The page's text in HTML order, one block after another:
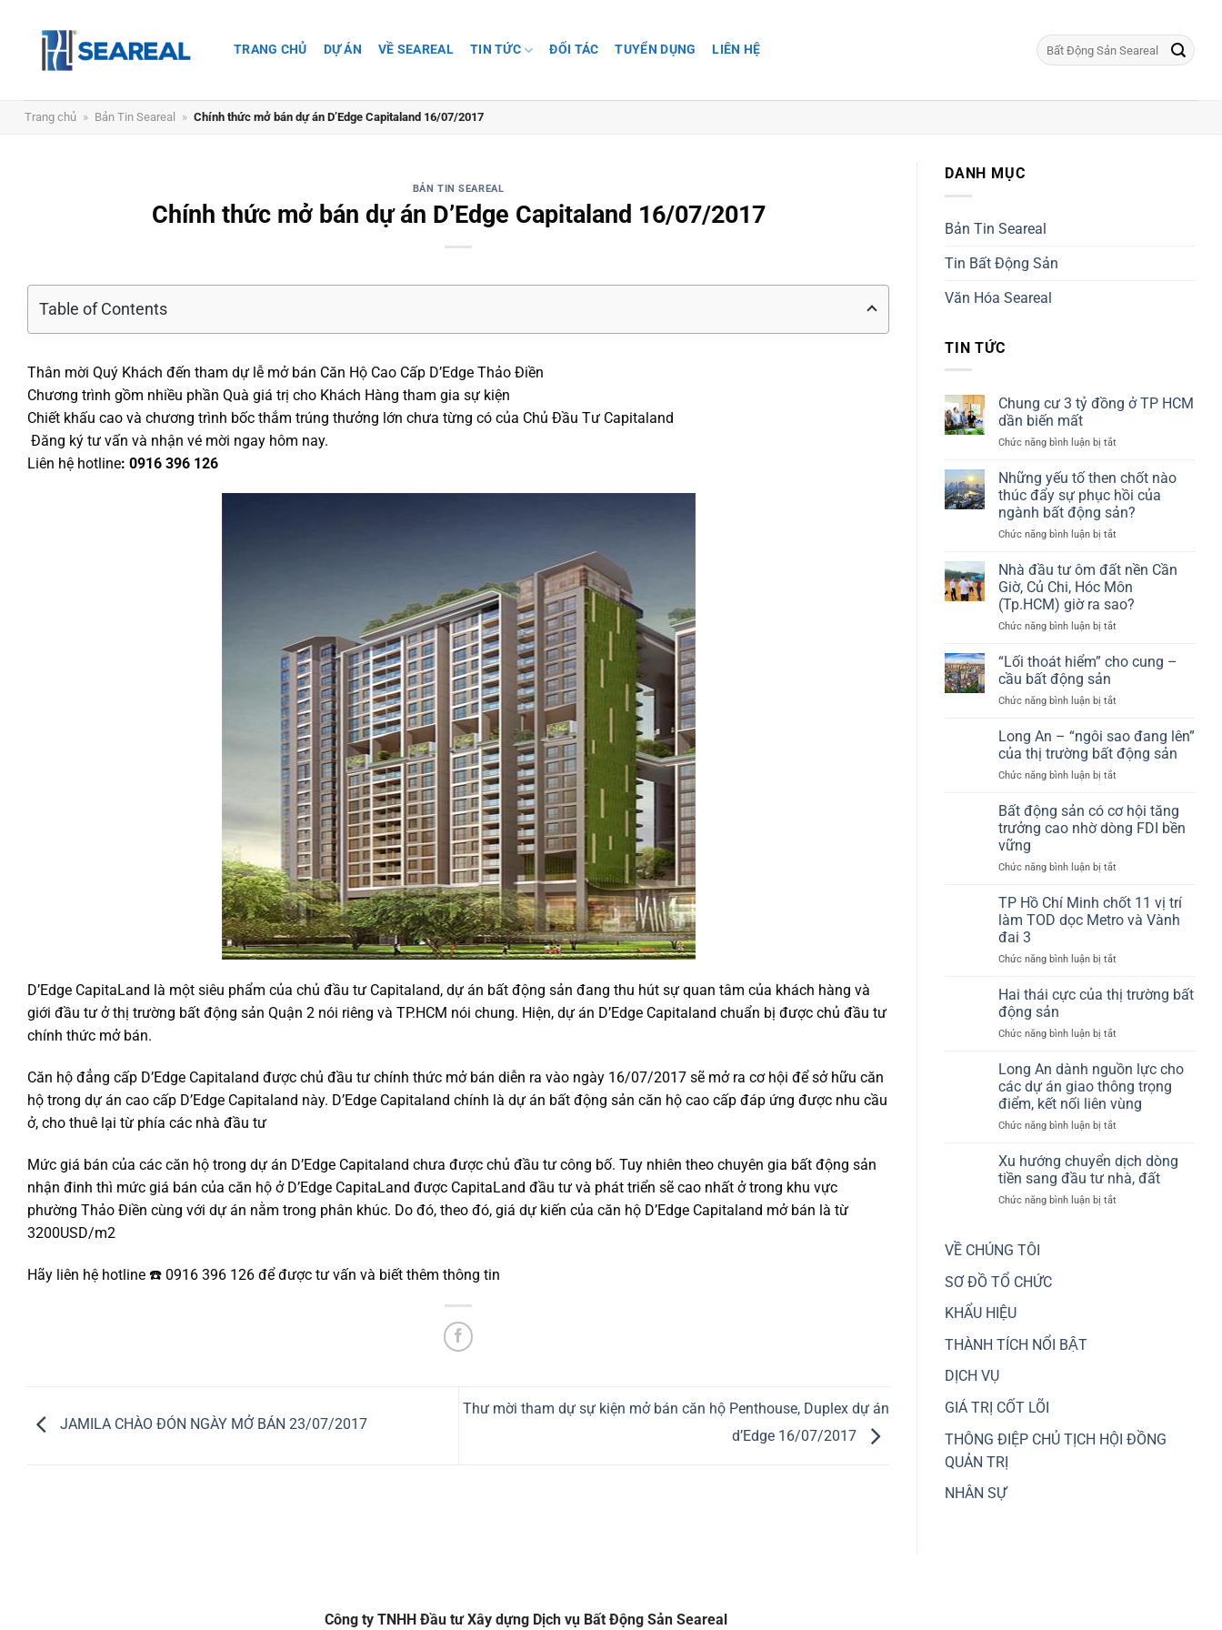
TRANG CHỦ DỰ ÁN VỀ SEAREAL TIN TỨC ĐỐI TÁC TUYỂN DỤNG LIÊN HỆ
Trang chủ » Bản Tin Seareal » Chính thức mở bán dự án D’Edge Capitaland 16/07/2017
BẢN TIN SEAREAL
Chính thức mở bán dự án D’Edge Capitaland 16/07/2017
Table of Contents
Thân mời Quý Khách đến tham dự lễ mở bán Căn Hộ Cao Cấp D’Edge Thảo Điền
Chương trình gồm nhiều phần Quà giá trị cho Khách Hàng tham gia sự kiện
Chiết khấu cao và chương trình bốc thắm trúng thưởng lớn chưa từng có của Chủ Đầu Tư Capitaland
️ Đăng ký tư vấn và nhận vé mời ngay hôm nay.
Liên hệ hotline: 0916 396 126
D’Edge CapitaLand là một siêu phẩm của chủ đầu tư Capitaland, dự án bất động sản đang thu hút sự quan tâm của khách hàng và
giới đầu tư ở thị trường bất động sản Quận 2 nói riêng và TP.HCM nói chung. Hiện, dự án D’Edge Capitaland chuẩn bị được chủ đầu tư
chính thức mở bán.
Căn hộ đẳng cấp D’Edge Capitaland được chủ đầu tư chính thức mở bán diễn ra vào ngày 16/07/2017 sẽ mở ra cơ hội để sở hữu căn
hộ trong dự án cao cấp D’Edge Capitaland này. D’Edge Capitaland chính là dự án bất động sản căn hộ cao cấp đáp ứng được nhu cầu
ở, cho thuê lại từ phía các nhà đầu tư
Mức giá bán của các căn hộ trong dự án D’Edge Capitaland chưa được chủ đầu tư công bố. Tuy nhiên theo chuyên gia bất động sản
nhận đinh thì mức giá bán của căn hộ ở D’Edge CapitaLand được CapitaLand đầu tư và phát triển sẽ cao nhất ở trong khu vực
phường Thảo Điền cùng với dự án nằm trong phân khúc. Do đó, theo đó, giá dự kiến của căn hộ D’Edge Capitaland mở bán là từ
3200USD/m2
Hãy liên hệ hotline ☎️ 0916 396 126 để được tư vấn và biết thêm thông tin
JAMILA CHÀO ĐÓN NGÀY MỞ BÁN 23/07/2017
Thư mời tham dự sự kiện mở bán căn hộ Penthouse, Duplex dự án
d’Edge 16/07/2017
DANH MỤC
Bản Tin Seareal
Tin Bất Động Sản
Văn Hóa Seareal
TIN TỨC
Chung cư 3 tỷ đồng ở TP HCM
dần biến mất
Chức năng bình luận bị tắtở
cư
3
tỷ
đồng
ở
HCM
dần
biến
mất
Những yếu tố then chốt nào
thúc đẩy sự phục hồi của
ngành bất động sản?
Chức năng bình luận bị tắtở
yếu
tố
then
chốt
nào
đẩy
hồi
ngành
bất
sản?
Nhà đầu tư ôm đất nền Cần
Giờ, Củ Chi, Hóc Môn
(Tp.HCM) giờ ra sao?
Chức năng bình luận bị tắtở
đầu
đất
Cần
Giờ,
Chi,
Môn
(Tp.HCM)
sao?
“Lối thoát hiểm” cho cung –
cầu bất động sản
Chức năng bình luận bị tắtở
thoát
hiểm”
cho
cung
cầu
bất
động
Long An – “ngôi sao đang lên”
của thị trường bất động sản
Chức năng bình luận bị tắtở
An
“ngôi
đang
của
động
Bất động sản có cơ hội tăng
trưởng cao nhờ dòng FDI bền
vững
Chức năng bình luận bị tắtở
động
có
hội
trưởng
cao
dòng
bền
vững
TP Hồ Chí Minh chốt 11 vị trí
làm TOD dọc Metro và Vành
đai 3
Chức năng bình luận bị tắtở
Hồ
Chí
chốt
vị
trí
làm
TOD
dọc
và
Vành
3
Hai thái cực của thị trường bất
động sản
Chức năng bình luận bị tắtở
thái
cực
của
thị
trường
động
sản
Long An dành nguồn lực cho
các dự án giao thông trọng
điểm, kết nối liên vùng
Chức năng bình luận bị tắtở
An
dành
nguồn
lực
Xu hướng chuyển dịch dòng
tiền sang đầu tư nhà, đất
Chức năng bình luận bị tắtở
VỀ CHÚNG TÔI
SƠ ĐỒ TỔ CHỨC
KHẨU HIỆU
THÀNH TÍCH NỔI BẬT
DỊCH VỤ
GIÁ TRỊ CỐT LÕI
THÔNG ĐIỆP CHỦ TỊCH HỘI ĐỒNG
QUẢN TRỊ
NHÂN SỰ
Công ty TNHH Đầu tư Xây dựng Dịch vụ Bất Động Sản Seareal